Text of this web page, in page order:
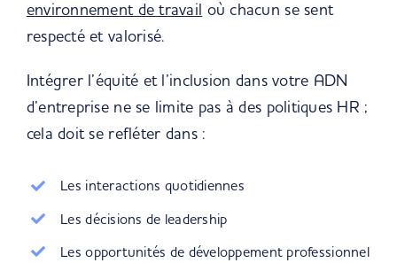
environnement de travail où chacun se sent
respecté et valorisé.
Intégrer l’équité et l’inclusion dans votre ADN
d’entreprise ne se limite pas à des politiques HR ;
cela doit se refléter dans :
Les interactions quotidiennes
Les décisions de leadership
Les opportunités de développement professionnel